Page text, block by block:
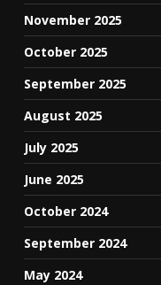
November 2025
October 2025
September 2025
August 2025
July 2025
June 2025
October 2024
September 2024
May 2024